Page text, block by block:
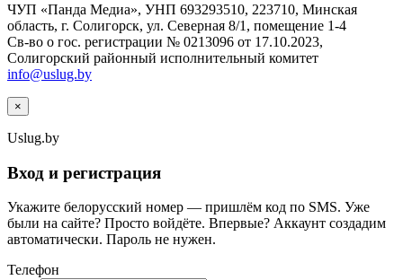
ЧУП «Панда Медиа», УНП 693293510, 223710, Минская
область, г. Солигорск, ул. Северная 8/1, помещение 1-4
Св-во о гос. регистрации № 0213096 от 17.10.2023,
Солигорский районный исполнительный комитет
info@uslug.by
×
Uslug.by
Вход и регистрация
Укажите белорусский номер — пришлём код по SMS. Уже
были на сайте? Просто войдёте. Впервые? Аккаунт создадим
автоматически. Пароль не нужен.
Телефон